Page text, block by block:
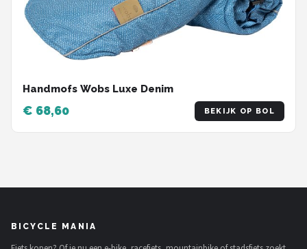
Handmofs Wobs Luxe Denim
€ 68,60 BEKIJK OP BOL
BICYCLE MANIA